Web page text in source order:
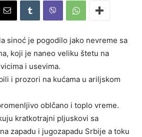
sinoć je pogodilo jako nevreme sa
koji je naneo veliku štetu na
i usevima.
i prozori na kućama u ariljskom
oblčano i toplo vreme.
kratkotrajni pljuskovi sa
zapadu i jugozapadu Srbije a toku